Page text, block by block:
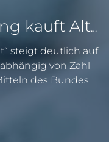
KfW-Förderung „Jung kauft Alt“: Höhere Kredite ab August 2026
steigt deutlich auf
von Zahl
des Bundes